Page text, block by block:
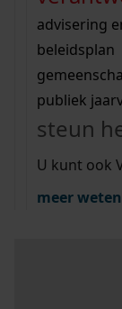
beeld en
uitleg
Wij helpen
bekijk alle
Wij helpen
bekijk alle
bekijk ons
advisering
beleidsplan
publiek
steun
U kunt ook
meer weten
Mijn Studiezaal